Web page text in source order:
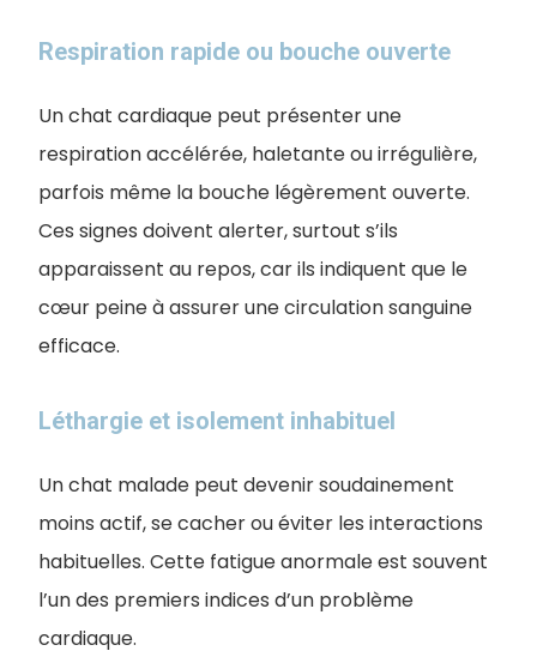
Respiration rapide ou bouche ouverte
Un chat cardiaque peut présenter une
respiration accélérée, haletante ou irrégulière,
parfois même la bouche légèrement ouverte.
Ces signes doivent alerter, surtout s’ils
apparaissent au repos, car ils indiquent que le
cœur peine à assurer une circulation sanguine
efficace.
Léthargie et isolement inhabituel
Un chat malade peut devenir soudainement
moins actif, se cacher ou éviter les interactions
habituelles. Cette fatigue anormale est souvent
l’un des premiers indices d’un problème
cardiaque.